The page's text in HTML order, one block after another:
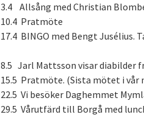
3.4 Allsång med Christian
10.4 Pratmöte
17.4 BINGO med Bengt Jusélius.
8.5 Jarl Mattsson visar diabilder
15.5 Pratmöte. (Sista mötet i vår
22.5 Vi besöker Daghemmet
29.5 Vårutfärd till Borgå med